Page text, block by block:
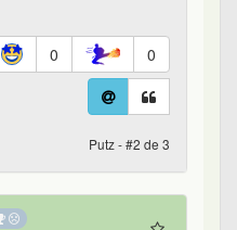
0 0
Putz - #2 de 3